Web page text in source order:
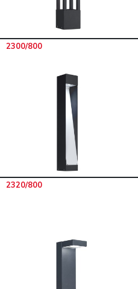
2300/800
2320/800